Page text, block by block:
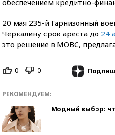
обеспечением кредитно-
20 мая 235-й Гарнизонный
Черкалину срок ареста до 24
это решение в МОВС,
0 0
РЕКОМЕНДУЕМ:
Модный выбор: